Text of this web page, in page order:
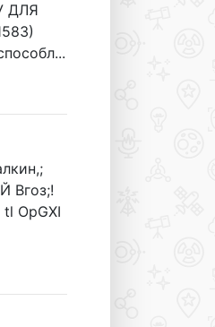
ДЛЯ
Bгоз;!
OpGXI